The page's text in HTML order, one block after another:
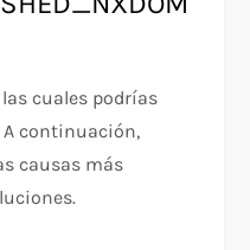
cuales podrías
A continuación,
causas más